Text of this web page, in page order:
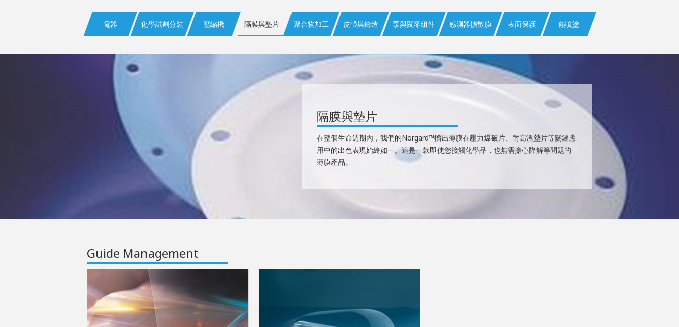
電器 化學試劑分裝 壓縮機 隔膜與墊片 聚合物加工 皮帶與鑄造 泵與閥零組件 感測器擴散膜 表面保護 熱噴塗
隔膜與墊片
在整個生命週期內，我們的Norgard™擠出薄膜在壓力爆破片、耐高溫墊片等關鍵應
用中的出色表現始終如一。這是一款即使您接觸化學品，也無需擔心降解等問題的
薄膜產品。
Guide Management